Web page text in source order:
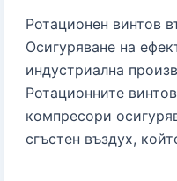
Ротационен винтов
Осигуряване на
индустриална
Ротационните
компресори
сгъстен въздух,